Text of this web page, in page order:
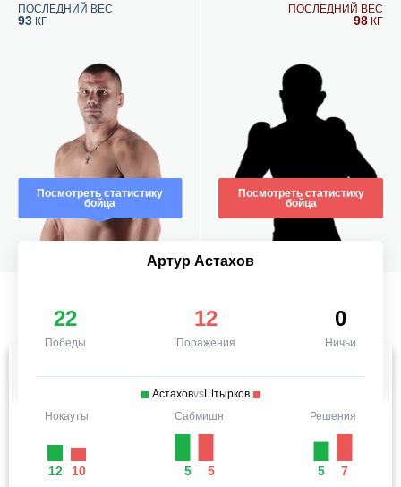
ПОСЛЕДНИЙ ВЕС
93 КГ
Посмотреть статистику
бойца
ПОСЛЕДНИЙ ВЕС
98 КГ
Посмотреть статистику
бойца
Артур Астахов
22
Победы
12
Поражения
0
Ничьи
АстаховvsШтырков
Нокауты
12 10
Сабмишн
5 5
Решения
5 7